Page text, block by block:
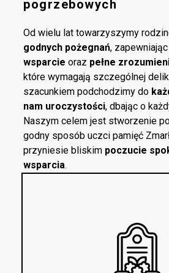
pogrzebowych
Od wielu lat towarzyszymy
godnych pożegnań, zapewniając
wsparcie oraz pełne
które wymagają szczególnej
szacunkiem podchodzimy do
nam uroczystości, dbając o
Naszym celem jest stworzenie
godny sposób uczci pamięć
przyniesie bliskim poczucie
wsparcia.